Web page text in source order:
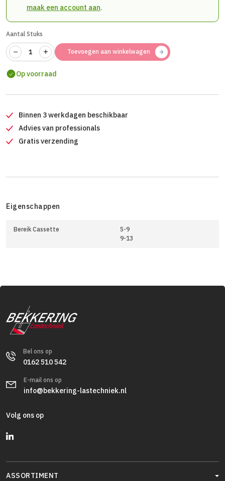
maak een account aan.
Aantal Stuks
Toevoegen aan winkelwagen
Op voorraad
Binnen 3 werkdagen beschikbaar
Advies van professionals
Gratis verzending
Eigenschappen
Bereik Cassette
5-9
9-13
Bel ons op
0162 510 542
E-mail ons op
info@bekkering-lastechniek.nl
Volg ons op
ASSORTIMENT